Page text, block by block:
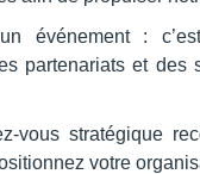
événement :
partenariats et des
vous stratégique
votre